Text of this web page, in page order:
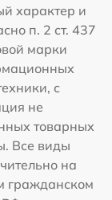
характер и
п. 2 ст. 437
марки
с
не
товарных
Все виды
на
гражданском